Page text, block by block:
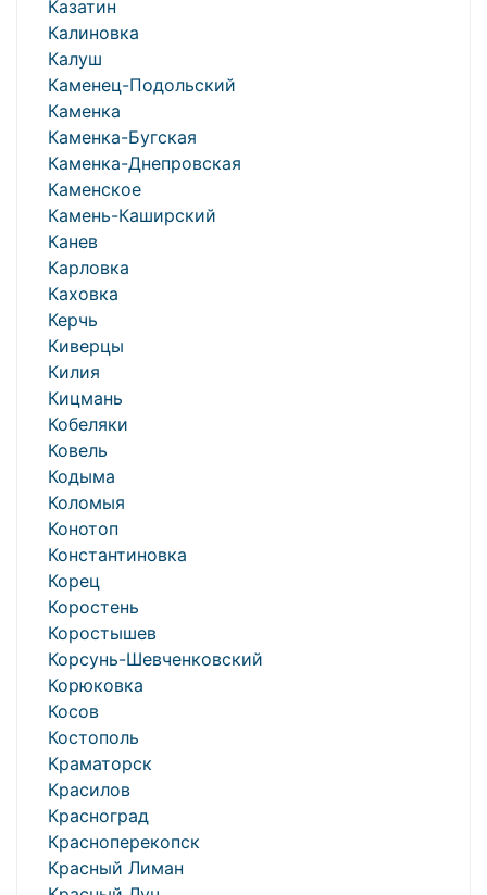
Казатин
Калиновка
Калуш
Каменец-Подольский
Каменка
Каменка-Бугская
Каменка-Днепровская
Каменское
Камень-Каширский
Канев
Карловка
Каховка
Керчь
Киверцы
Килия
Кицмань
Кобеляки
Ковель
Кодыма
Коломыя
Конотоп
Константиновка
Корец
Коростень
Коростышев
Корсунь-Шевченковский
Корюковка
Косов
Костополь
Краматорск
Красилов
Красноград
Красноперекопск
Красный Лиман